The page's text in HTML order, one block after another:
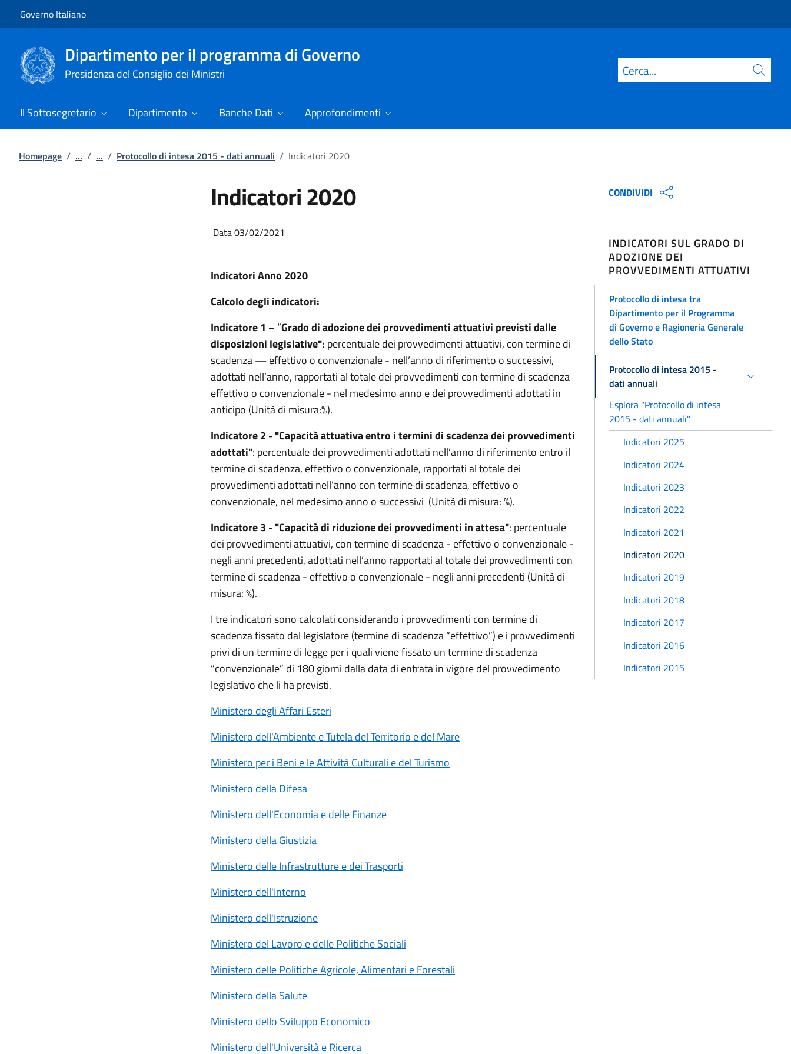
Governo Italiano
Dipartimento per il programma di Governo
Presidenza del Consiglio dei Ministri Cerca
Il Sottosegretario Dipartimento Banche Dati Approfondimenti
Homepage / ... / ... / Protocollo di intesa 2015 - dati annuali / Indicatori 2020
Indicatori 2020
Data 03/02/2021
Indicatori Anno 2020
Calcolo degli indicatori:
Indicatore 1 – “Grado di adozione dei provvedimenti attuativi previsti dalle
disposizioni legislative": percentuale dei provvedimenti attuativi, con termine di
scadenza — effettivo o convenzionale - nell’anno di riferimento o successivi,
adottati nell’anno, rapportati al totale dei provvedimenti con termine di scadenza
effettivo o convenzionale - nel medesimo anno e dei provvedimenti adottati in
anticipo (Unità di misura:%).
Indicatore 2 - "Capacità attuativa entro i termini di scadenza dei provvedimenti
adottati": percentuale dei provvedimenti adottati nell’anno di riferimento entro il
termine di scadenza, effettivo o convenzionale, rapportati al totale dei
provvedimenti adottati nell’anno con termine di scadenza, effettivo o
convenzionale, nel medesimo anno o successivi (Unità di misura: %).
Indicatore 3 - "Capacità di riduzione dei provvedimenti in attesa": percentuale
dei provvedimenti attuativi, con termine di scadenza - effettivo o convenzionale -
negli anni precedenti, adottati nell’anno rapportati al totale dei provvedimenti con
termine di scadenza - effettivo o convenzionale - negli anni precedenti (Unità di
misura: %).
I tre indicatori sono calcolati considerando i provvedimenti con termine di
scadenza fissato dal legislatore (termine di scadenza “effettivo”) e i provvedimenti
privi di un termine di legge per i quali viene fissato un termine di scadenza
“convenzionale” di 180 giorni dalla data di entrata in vigore del provvedimento
legislativo che li ha previsti.
Ministero degli Affari Esteri
Ministero dell'Ambiente e Tutela del Territorio e del Mare
Ministero per i Beni e le Attività Culturali e del Turismo
Ministero della Difesa
Ministero dell'Economia e delle Finanze
Ministero della Giustizia
Ministero delle Infrastrutture e dei Trasporti
Ministero dell'Interno
Ministero dell'Istruzione
Ministero del Lavoro e delle Politiche Sociali
Ministero delle Politiche Agricole, Alimentari e Forestali
Ministero della Salute
Ministero dello Sviluppo Economico
Ministero dell'Università e Ricerca
CONDIVIDI
INDICATORI SUL GRADO DI
ADOZIONE DEI
PROVVEDIMENTI ATTUATIVI
Protocollo di intesa tra
Dipartimento per il Programma
di Governo e Ragioneria Generale
dello Stato
Protocollo di intesa 2015 -
dati annuali
Esplora "Protocollo di intesa
2015 - dati annuali"
Indicatori 2025
Indicatori 2024
Indicatori 2023
Indicatori 2022
Indicatori 2021
Indicatori 2020
Indicatori 2019
Indicatori 2018
Indicatori 2017
Indicatori 2016
Indicatori 2015